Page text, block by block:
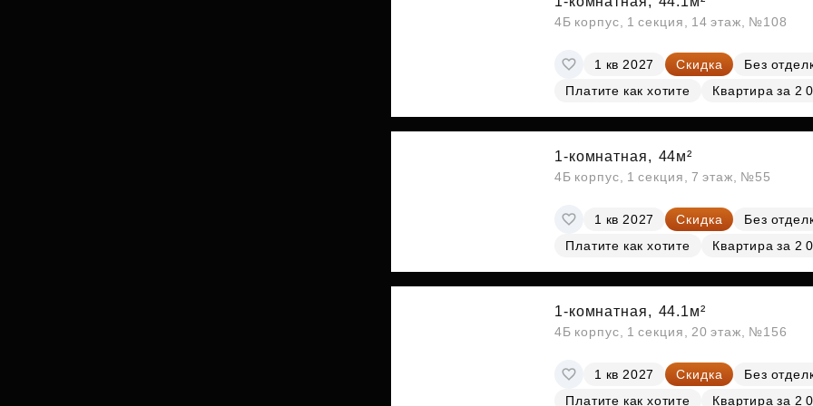
4Б корпус, 1 секция, 14 этаж, №108
1 кв 2027 Скидка
Без
Платите как хотите
Квартира за 2
1-комнатная, 44м²
4Б корпус, 1 секция, 7 этаж, №55
1 кв 2027 Скидка
Без
Платите как хотите
Квартира за 2
1-комнатная, 44.1м²
4Б корпус, 1 секция, 20 этаж, №156
1 кв 2027 Скидка
Без
Платите как хотите
Квартира за 2